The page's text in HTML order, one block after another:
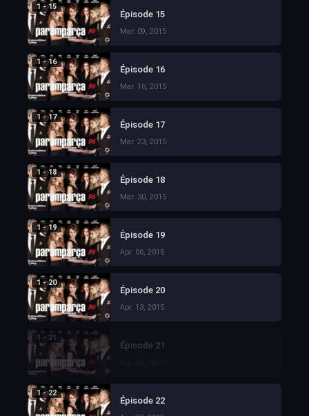
1 - 15
Épisode 15
Mar. 09, 2015
1 - 16
Épisode 16
Mar. 16, 2015
1 - 17
Épisode 17
Mar. 23, 2015
1 - 18
Épisode 18
Mar. 30, 2015
1 - 19
Épisode 19
Apr. 06, 2015
1 - 20
Épisode 20
Apr. 13, 2015
1 - 21
Épisode 21
1 - 22
Épisode 22